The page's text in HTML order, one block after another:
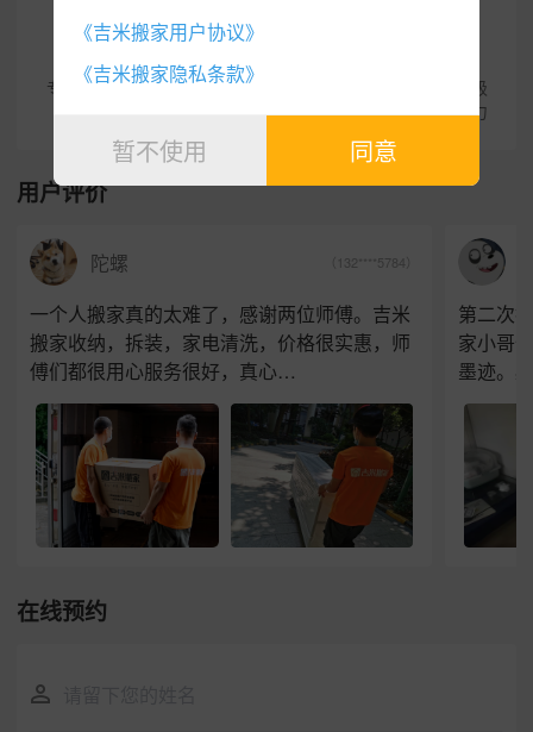
专业服务团队，严格培训
服务全程跟进，人员评级
打分，提高综合服务能力
用户评价
陀螺 （132****5784）
一个人搬家真的太难了，感谢两位师傅。吉米
搬家收纳，拆装，家电清洗，价格很实惠，师
傅们都很用心服务很好，真心…
第二次
家小哥
墨迹。
在线预约
《吉米搬家用户协议》
《吉米搬家隐私条款》
暂不使用 同意